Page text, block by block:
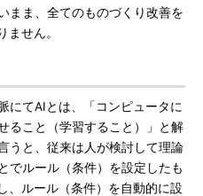
まま、全てのものづくり改善を
ません。
てAIとは、「コンピュータに
ること（学習すること）」と解
うと、従来は人が検討して理論
でルール（条件）を設定したも
、ルール（条件）を自動的に設